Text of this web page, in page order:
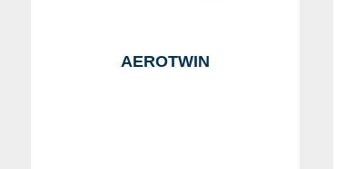
AEROTWIN